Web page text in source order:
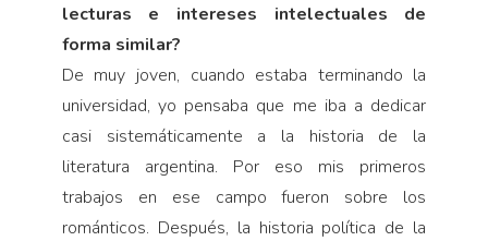
lecturas e intereses intelectuales de
forma similar?
De muy joven, cuando estaba terminando la
universidad, yo pensaba que me iba a dedicar
casi sistemáticamente a la historia de la
literatura argentina. Por eso mis primeros
trabajos en ese campo fueron sobre los
románticos. Después, la historia política de la